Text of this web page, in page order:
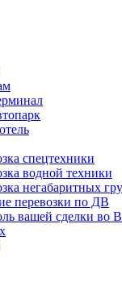
спецтехники
водной техники
негабаритных
перевозки по ДВ
вашей сделки во